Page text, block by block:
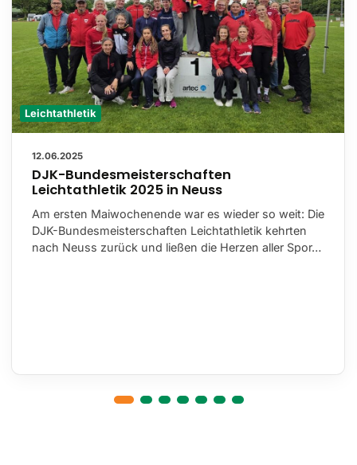
Leichtathletik
12.06.2025
DJK-Bundesmeisterschaften
Leichtathletik 2025 in Neuss
Am ersten Maiwochenende war es wieder so weit: Die
DJK-Bundesmeisterschaften Leichtathletik kehrten
nach Neuss zurück und ließen die Herzen aller Spor…